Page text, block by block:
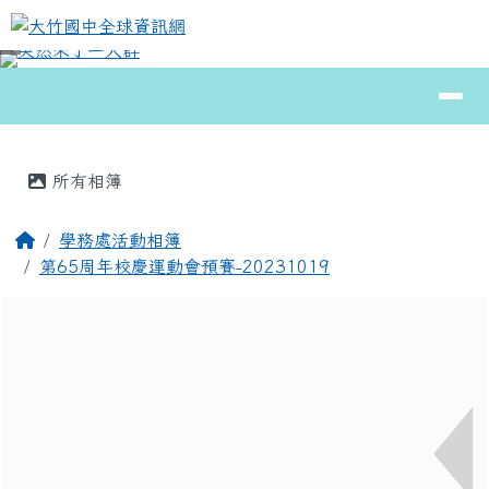
跳至主內容區
大竹國中全球資訊網
⏸
所有相簿
回首頁學務處活動相簿
第65周年校慶運動會預賽-20231019